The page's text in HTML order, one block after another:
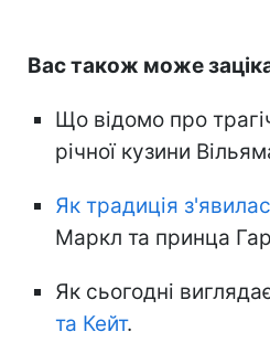
Вас також може
Що відомо про
річної кузини
Як традиція
Маркл та принца
Як сьогодні
та Кейт.